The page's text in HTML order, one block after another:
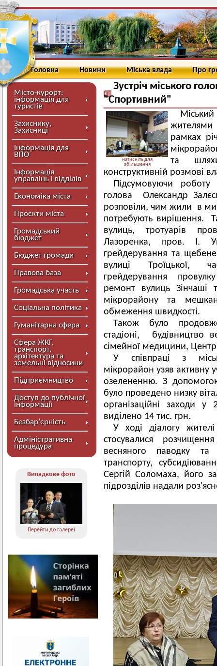
Головна Новини Міська влада Про
Місто-курорт:
інформація для
туристів
Захиснику,
Захисниці
Інформація для
ВПО
Інформація
управлінь і відділів
Економіка міста
Проєкти міста
Громадський
бюджет
Бюджет громади
Правова база
Громадська участь
Соціальна політика
Гуманітарна сфера
Сфера ЖКГ,
транспорт,
архітектура та
земельні відносини
Підприємництво
Доступ до публічної
інформації
Безбар’єрність
Адміністративна
процедура
Випадкове фото
Перейти до галереї
Зустріч міського
"Спортивний"
натисніть для
збільшення
Міський
рамках
та
конструктивній розмові
Підсумовуючи
голова Олександр
розповіли, чим жили в
потребують вирішення.
вулиць, тротуарів
Лазоренка, пров. І.
грейдерування та
вулиці Троїцької,
грейдерування
ремонт вулиць Зінчаші
мікрорайону та
обмеження швидкості.
Також було
стадіоні, будівництво
сімейної медицини,
У співпраці з
мікрорайон узяв активну
озелененню. З
було проведено низку
організаційні заходи
виділено 14 тис. грн.
У ході діалогу
стосувалися
весняного паводку та
транспорту,
Сергій Соломаха, його
підрозділів надали